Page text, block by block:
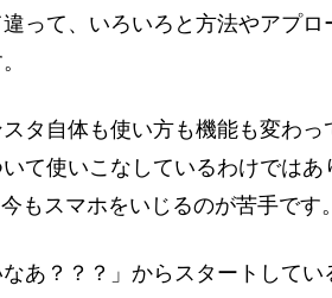
って、いろいろと方法やアプロ
タ自体も使い方も機能も変わっ
て使いこなしているわけではあ
もスマホをいじるのが苦手です。
あ？？？」からスタートしてい